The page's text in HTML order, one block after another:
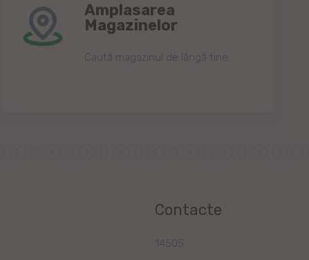
Amplasarea
Magazinelor
Caută magazinul de lângă tine.
Contacte
14505